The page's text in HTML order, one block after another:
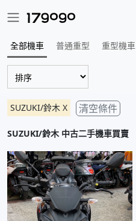
全部機車 普通重型 重型機車
SUZUKI/鈴木 X 清空條件
SUZUKI/鈴木 中古二手機車買賣